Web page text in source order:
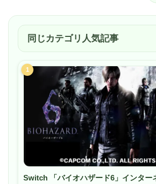
同じカテゴリ人気記事
1
Switch 「バイオハザード6」インター